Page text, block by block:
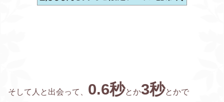
そして人と出会って、 0.6秒とか3秒とかで